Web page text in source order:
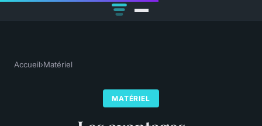
Accueil›Matériel
MATÉRIEL